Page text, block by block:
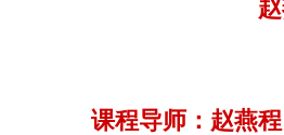
课程导师：赵燕